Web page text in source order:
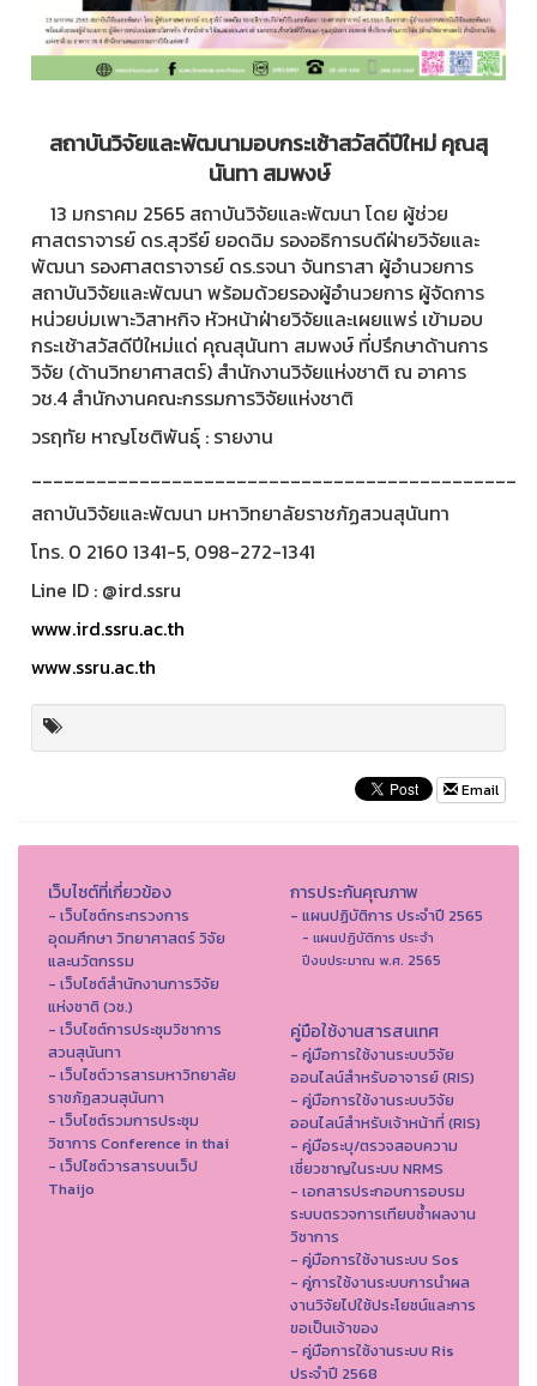
สถาบันวิจัยและพัฒนามอบกระเช้าสวัสดีปีใหม่ คุณสุ
นันทา สมพงษ์
13 มกราคม 2565 สถาบันวิจัยและพัฒนา โดย ผู้ช่วย
ศาสตราจารย์ ดร.สุวรีย์ ยอดฉิม รองอธิการบดีฝ่ายวิจัยและ
พัฒนา รองศาสตราจารย์ ดร.รจนา จันทราสา ผู้อำนวยการ
สถาบันวิจัยและพัฒนา พร้อมด้วยรองผู้อำนวยการ ผู้จัดการ
หน่วยบ่มเพาะวิสาหกิจ หัวหน้าฝ่ายวิจัยและเผยแพร่ เข้ามอบ
กระเช้าสวัสดีปีใหม่แด่ คุณสุนันทา สมพงษ์ ที่ปรึกษาด้านการ
วิจัย (ด้านวิทยาศาสตร์) สำนักงานวิจัยแห่งชาติ ณ อาคาร
วช.4 สำนักงานคณะกรรมการวิจัยแห่งชาติ
วรฤทัย หาญโชติพันธุ์ : รายงาน
_____________________________________________
สถาบันวิจัยและพัฒนา มหาวิทยาลัยราชภัฏสวนสุนันทา
โทร. 0 2160 1341-5, 098-272-1341
Line ID : @ird.ssru
www.ird.ssru.ac.th
www.ssru.ac.th
Email
เว็บไซต์ที่เกี่ยวข้อง
- เว็บไซต์กระทรวงการ
อุดมศึกษา วิทยาศาสตร์ วิจัย
และนวัตกรรม
- เว็บไซต์สำนักงานการวิจัย
แห่งชาติ (วช.)
- เว็บไซต์การประชุมวิชาการ
สวนสุนันทา
- เว็บไซต์วารสารมหาวิทยาลัย
ราชภัฏสวนสุนันทา
- เว็บไซต์รวมการประชุม
วิชาการ Conference in thai
- เว็ปไซต์วารสารบนเว็ป
Thaijo
การประกันคุณภาพ
- แผนปฏิบัติการ ประจำปี 2565
- แผนปฏิบัติการ ประจำ
ปีงบประมาณ พ.ศ. 2565
คู่มือใช้งานสารสนเทศ
- คู่มือการใช้งานระบบวิจัย
ออนไลน์สำหรับอาจารย์ (RIS)
- คู่มือการใช้งานระบบวิจัย
ออนไลน์สำหรับเจ้าหน้าที่ (RIS)
- คู่มือระบุ/ตรวจสอบความ
เชี่ยวชาญในระบบ NRMS
- เอกสารประกอบการอบรม
ระบบตรวจการเทียบซ้ำผลงาน
วิชาการ
- คู่มือการใช้งานระบบ Sos
- คู่การใช้งานระบบการนำผล
งานวิจัยไปใช้ประโยชน์และการ
ขอเป็นเจ้าของ
- คู่มือการใช้งานระบบ Ris
ประจำปี 2568